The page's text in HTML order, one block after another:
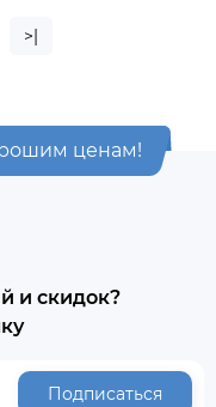
>|
ценам!
и скидок?
Подписаться